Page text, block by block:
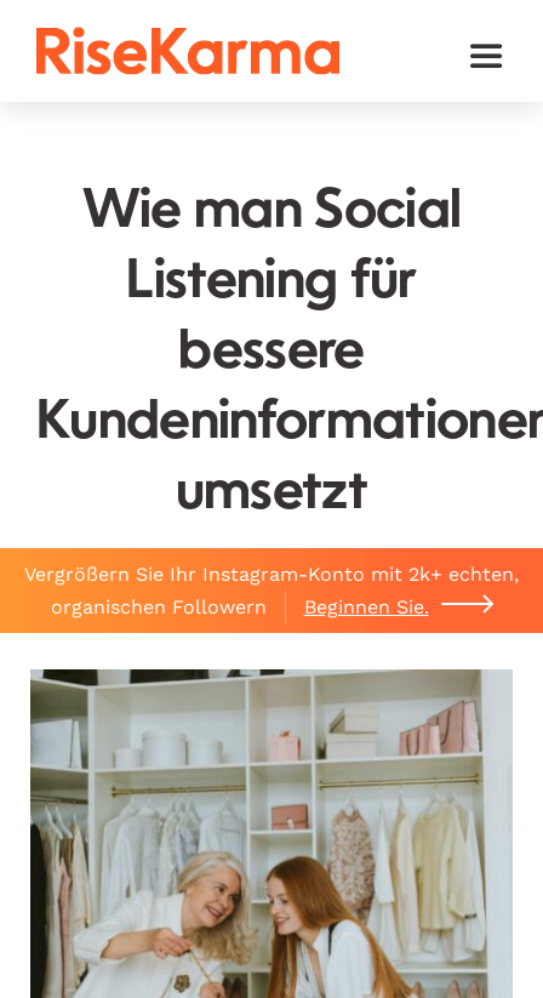
Toggle
TikTok
Youtube
Andere
Wie man Social
Listening für
bessere
umsetzt
Vergrößern Sie Ihr Instagram-Konto mit 2k+ echten,
organischen Followern
Beginnen Sie.